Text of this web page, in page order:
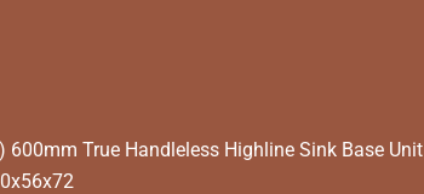
600mm True Handleless Highline Sink Base Unit